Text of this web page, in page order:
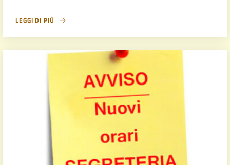
LEGGI DI PIÙ